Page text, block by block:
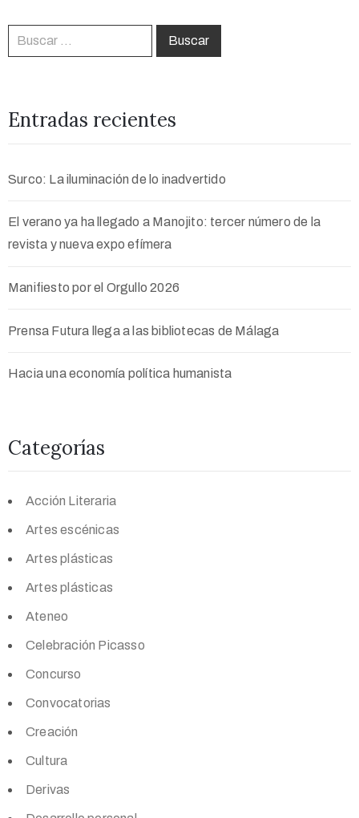
Entradas recientes
Surco: La iluminación de lo inadvertido
El verano ya ha llegado a Manojito: tercer número de la
revista y nueva expo efímera
Manifiesto por el Orgullo 2026
Prensa Futura llega a las bibliotecas de Málaga
Hacia una economía política humanista
Categorías
Acción Literaria
Artes escénicas
Artes plásticas
Artes plásticas
Ateneo
Celebración Picasso
Concurso
Convocatorias
Creación
Cultura
Derivas